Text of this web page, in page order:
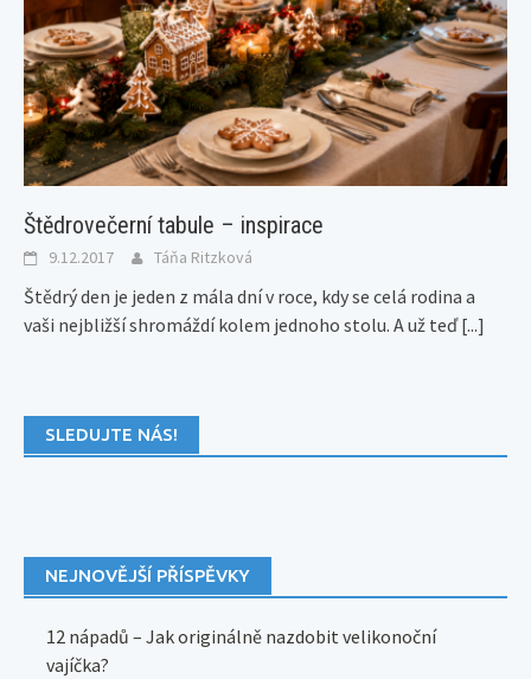
Štědrovečerní tabule – inspirace
9.12.2017 Táňa Ritzková
Štědrý den je jeden z mála dní v roce, kdy se celá rodina a
vaši nejbližší shromáždí kolem jednoho stolu. A už teď[...]
SLEDUJTE NÁS!
NEJNOVĚJŠÍ PŘÍSPĚVKY
12 nápadů – Jak originálně nazdobit velikonoční
vajíčka?